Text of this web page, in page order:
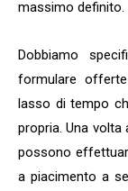
massimo definito.
Dobbiamo
formulare
lasso di tempo
propria. Una
possono
a piacimento a